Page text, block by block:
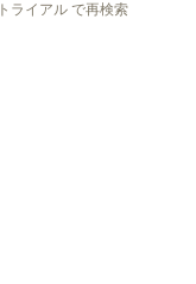
トライアル で再検索